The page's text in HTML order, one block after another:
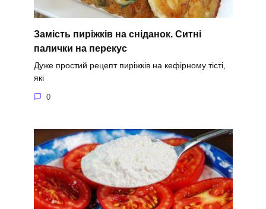
Замість пиріжків на сніданок. Ситні
палички на перекус
Дуже простий рецепт пиріжків на кефірному тісті,
які
0